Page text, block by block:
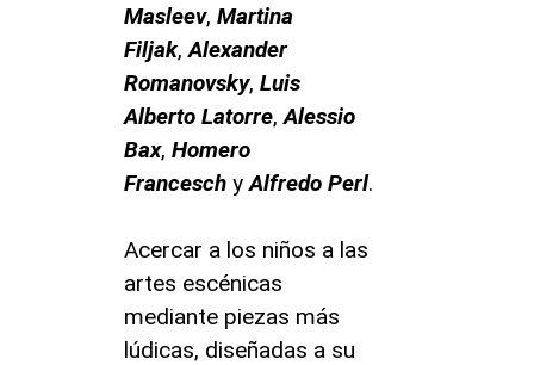
Masleev, Martina
Filjak,Alexander
Romanovsky, Luis
Alberto Latorre,Alessio
Bax, Homero
Francesch yAlfredo Perl.
Acercar a los niños a las
artes escénicas
mediante piezas más
lúdicas, diseñadas a su